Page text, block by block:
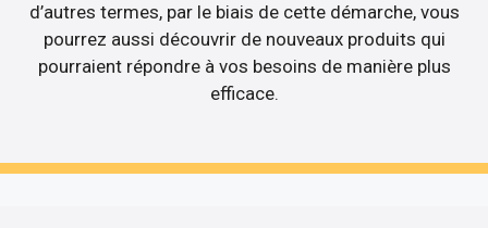
d’autres termes, par le biais de cette démarche, vous
pourrez aussi découvrir de nouveaux produits qui
pourraient répondre à vos besoins de manière plus
efficace.